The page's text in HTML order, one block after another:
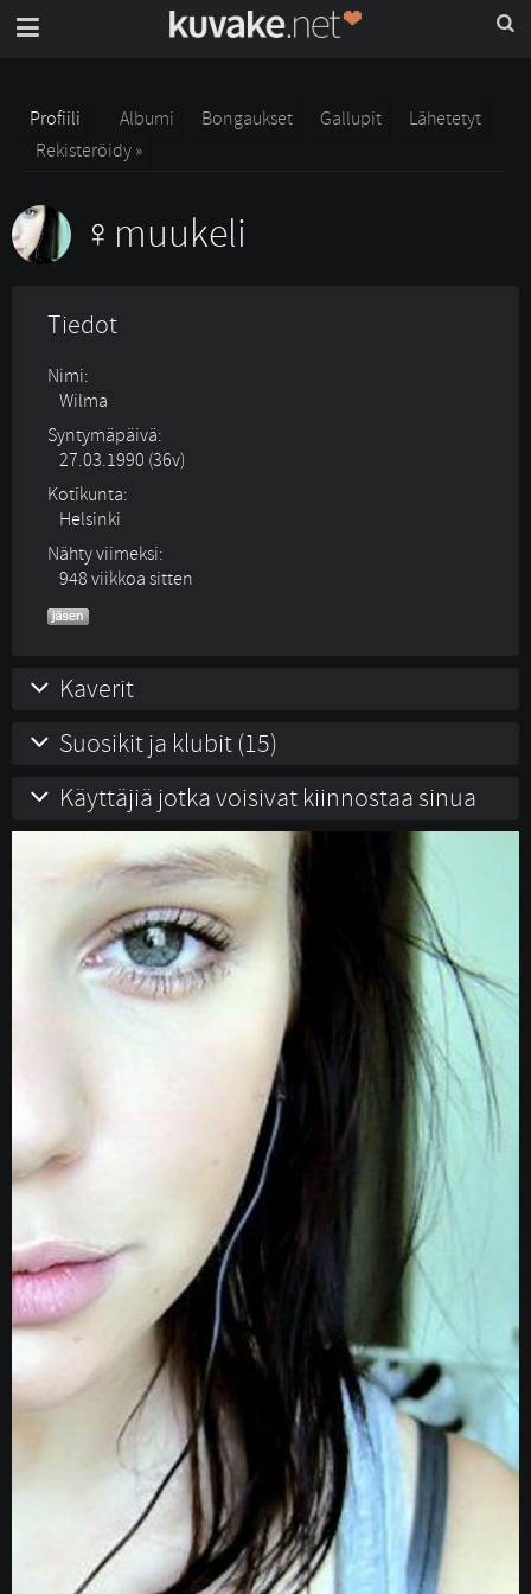
Profiili Albumi Bongaukset Gallupit
Lähetetyt
Rekisteröidy »
muukeli
Tiedot
Nimi:
Wilma
Syntymäpäivä:
27.03.1990 (36v)
Kotikunta:
Helsinki
Nähty viimeksi:
948 viikkoa sitten
Kaverit
Suosikit ja klubit (15)
Käyttäjiä jotka voisivat kiinnostaa sinua